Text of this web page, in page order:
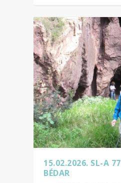
15.02.2026. SL-A
BÉDAR